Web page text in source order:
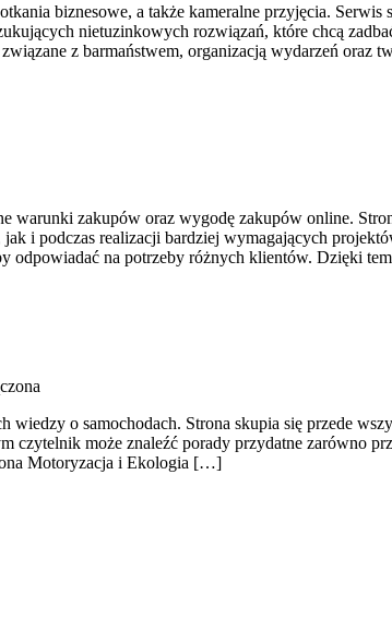
biznesowe, a także kameralne przyjęcia. Serwis
nietuzinkowych rozwiązań, które chcą
z barmaństwem, organizacją wydarzeń oraz
zakupów oraz wygodę zakupów online.
i podczas realizacji bardziej wymagających
odpowiadać na potrzeby różnych klientów. Dzięki
o samochodach. Strona skupia się przede
może znaleźć porady przydatne zarówno
Motoryzacja i Ekologia […]